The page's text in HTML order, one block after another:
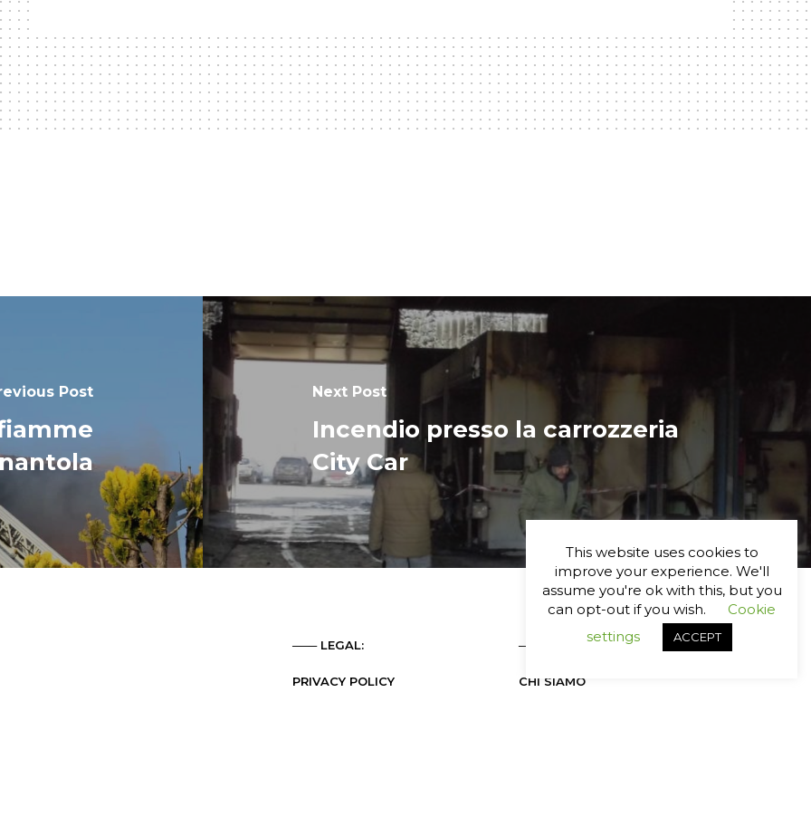
Post Next Post
Incendio presso la carrozzeria
City Car
─── LEGAL:
PRIVACY POLICY
─── NAVIGATION:
CHI SIAMO
This website uses cookies to
improve your experience. We'll
assume you're ok with this, but you
can opt-out if you wish.
Cookie
settings
ACCEPT